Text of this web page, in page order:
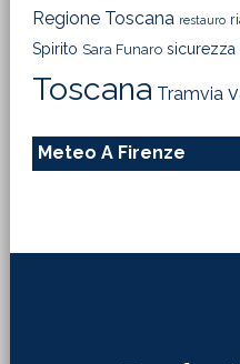
Regione Toscana restauro
Spirito Sara Funaro sicurezza
Toscana Tramvia
Meteo A Firenze